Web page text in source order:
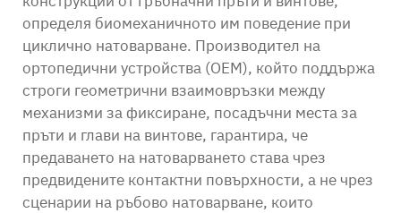
определя биомеханичното им поведение при
циклично натоварване. Производител на
ортопедични устройства (OEM), който поддържа
строги геометрични взаимовръзки между
механизми за фиксиране, посадъчни места за
пръти и глави на винтове, гарантира, че
предаването на натоварването става чрез
предвидените контактни повърхности, а не чрез
сценарии на ръбово натоварване, които